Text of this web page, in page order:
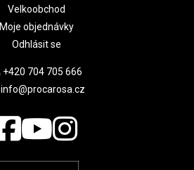
Velkoobchod
Moje objednávky
Odhlásit se
+420 704 705 666
info@procarosa.cz